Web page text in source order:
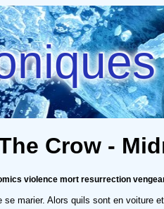
Crow -
violence mort resurrection
marier. Alors quils sont en voiture